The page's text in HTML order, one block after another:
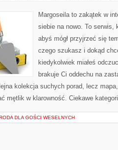
Margoseila to zakątek w
siebie na nowo. To serwis,
abyś mógł przyjrzeć się
czego szukasz i dokąd
kiedykolwiek miałeś
brakuje Ci oddechu na
kolekcja suchych porad, lecz
mętlik w klarowność. Ciekawe
DLA GOŚCI WESELNYCH